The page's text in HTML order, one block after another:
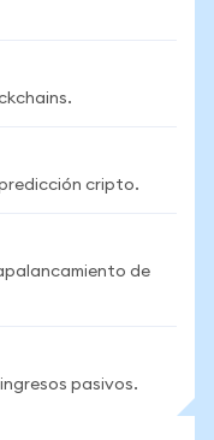
cripto.
de
pasivos.